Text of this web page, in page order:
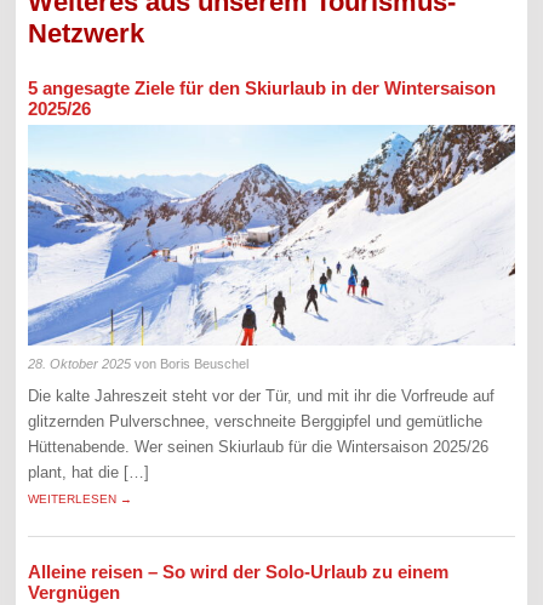
Netzwerk
5 angesagte Ziele für den Skiurlaub in der Wintersaison
2025/26
28. Oktober 2025 von Boris Beuschel
Die kalte Jahreszeit steht vor der Tür, und mit ihr die Vorfreude auf
glitzernden Pulverschnee, verschneite Berggipfel und gemütliche
Hüttenabende. Wer seinen Skiurlaub für die Wintersaison 2025/26
plant, hat die […]
WEITERLESEN →
Alleine reisen – So wird der Solo-Urlaub zu einem
Vergnügen